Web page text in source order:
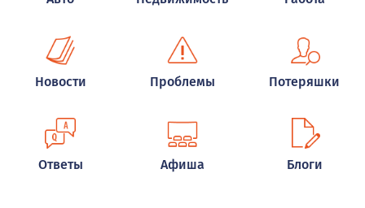
Новости Проблемы Потеряшки
Ответы Афиша Блоги